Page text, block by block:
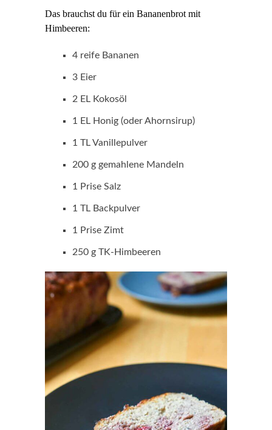
Das brauchst du für ein Bananenbrot mit
Himbeeren:
4 reife Bananen
3 Eier
2 EL Kokosöl
1 EL Honig (oder Ahornsirup)
1 TL Vanillepulver
200 g gemahlene Mandeln
1 Prise Salz
1 TL Backpulver
1 Prise Zimt
250 g TK-Himbeeren